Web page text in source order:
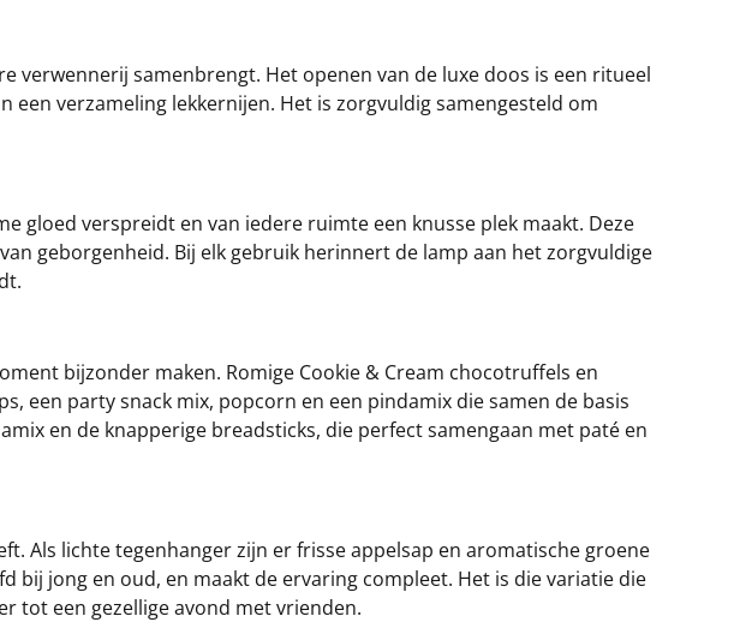
verwennerij samenbrengt. Het openen van de luxe doos is een ritueel
verzameling lekkernijen. Het is zorgvuldig samengesteld om
gloed verspreidt en van iedere ruimte een knusse plek maakt. Deze
geborgenheid. Bij elk gebruik herinnert de lamp aan het zorgvuldige
bijzonder maken. Romige Cookie & Cream chocotruffels en
een party snack mix, popcorn en een pindamix die samen de basis
en de knapperige breadsticks, die perfect samengaan met paté en
Als lichte tegenhanger zijn er frisse appelsap en aromatische groene
bij jong en oud, en maakt de ervaring compleet. Het is die variatie die
tot een gezellige avond met vrienden.